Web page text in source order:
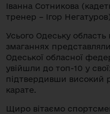
Іванна Сотникова
тренер – Ігор
Усього Одеську
змаганнях
Одеської обласної
увійшли до топ-10 у
підтвердивши високий
карате.
Щиро вітаємо